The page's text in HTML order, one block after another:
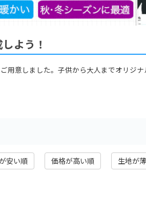
よう！
意しました。子供から大人までオリジナ
安い順 価格が高い順 生地が